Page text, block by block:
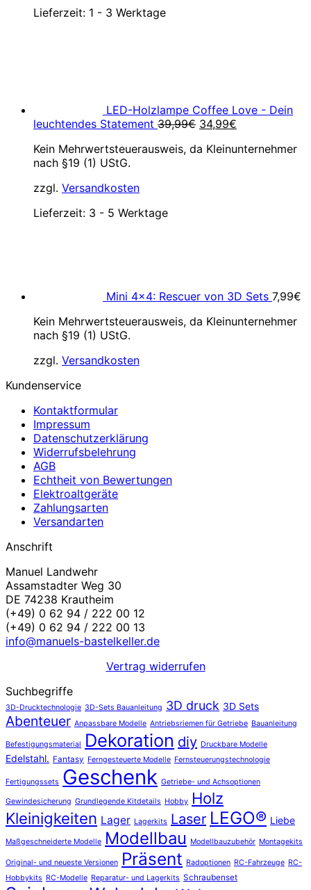
Lieferzeit: 1 - 3 Werktage
LED-Holzlampe Coffee Love - Dein
leuchtendes Statement 39,99€ Ursprünglicher
war:
34,99€
ist:
Kein Mehrwertsteuerausweis, da Kleinunternehmer
nach §19 (1) UStG.
zzgl. Versandkosten
Lieferzeit: 3 - 5 Werktage
Mini 4×4: Rescuer von 3D Sets 7,99€
Kein Mehrwertsteuerausweis, da Kleinunternehmer
nach §19 (1) UStG.
zzgl. Versandkosten
Kundenservice
Kontaktformular
Impressum
Datenschutzerklärung
Widerrufsbelehrung
AGB
Echtheit von Bewertungen
Elektroaltgeräte
Zahlungsarten
Versandarten
Anschrift
Manuel Landwehr
Assamstadter Weg 30
DE 74238 Krautheim
(+49) 0 62 94 / 222 00 12
(+49) 0 62 94 / 222 00 13
info@manuels-bastelkeller.de
Vertrag widerrufen
Suchbegriffe
3D-Drucktechnologie 3D-Sets Bauanleitung 3D druck 3D Sets
Abenteuer Anpassbare Modelle Antriebsriemen für Getriebe Bauanleitung
Befestigungsmaterial Dekoration diy Druckbare Modelle
Edelstahl. Fantasy Ferngesteuerte Modelle Fernsteuerungstechnologie
Fertigungssets Geschenk Getriebe- und Achsoptionen
Gewindesicherung Grundlegende Kitdetails Hobby Holz
Kleinigkeiten Lager Lagerkits Laser LEGO® Liebe
Maßgeschneiderte Modelle Modellbau Modellbauzubehör Montagekits
Original- und neueste Versionen Präsent Radoptionen RC-Fahrzeuge RC-
Hobbykits RC-Modelle Reparatur- und Lagerkits Schraubenset